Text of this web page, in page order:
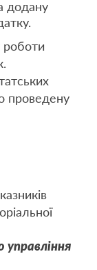
додану
проведену
управління